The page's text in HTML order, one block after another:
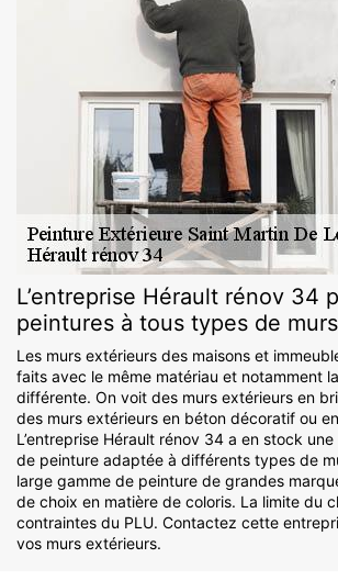
L’entreprise Hérault rénov 34
peintures à tous types de
Les murs extérieurs des maisons et
faits avec le même matériau et notamment
différente. On voit des murs extérieurs en
des murs extérieurs en béton décoratif ou
L’entreprise Hérault rénov 34 a en stock
de peinture adaptée à différents types de
large gamme de peinture de grandes
de choix en matière de coloris. La limite du
contraintes du PLU. Contactez cette
vos murs extérieurs.